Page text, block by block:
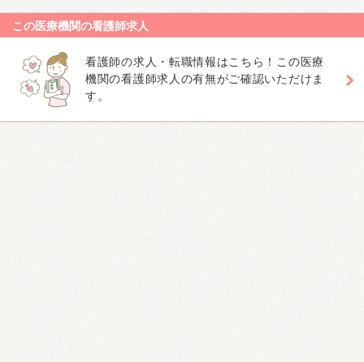
この医療機関の看護師求人
看護師の求人・転職情報はこちら！この医療
機関の看護師求人の有無がご確認いただけま
す。